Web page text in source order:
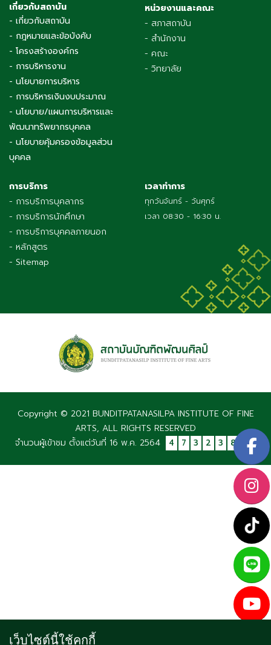
เกี่ยวกับสถาบัน
- เกี่ยวกับสถาบัน
- กฎหมายและข้อบังคับ
- โครงสร้างองค์กร
- การบริหารงาน
- นโยบายการบริหาร
- การบริหารเงินงบประมาณ
- นโยบาย/แผนการบริหารและ
พัฒนาทรัพยากรบุคคล
- นโยบายคุ้มครองข้อมูลส่วน
บุคคล
หน่วยงานและคณะ
- สภาสถาบัน
- สำนักงาน
- คณะ
- วิทยาลัย
การบริการ
- การบริการบุคลากร
- การบริการนักศึกษา
- การบริการบุคคลภายนอก
- หลักสูตร
- Sitemap
เวลาทำการ
ทุกวันจันทร์ - วันศุกร์
เวลา 08:30 - 16:30 น.
Copyright © 2021 BUNDITPATANASILPA INSTITUTE OF FINE
ARTS, ALL RIGHTS RESERVED
จำนวนผู้เข้าชม ตั้งแต่วันที่ 16 พ.ค. 2564
4 7 3 2 3 8 2
เว็บไซต์นี้ใช้คุกกี้